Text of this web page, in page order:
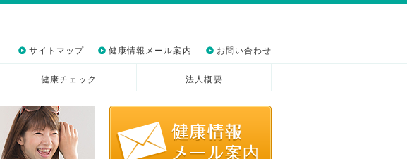
サイトマップ 健康情報メール案内 お問い合わせ
健康チェック 法人概要